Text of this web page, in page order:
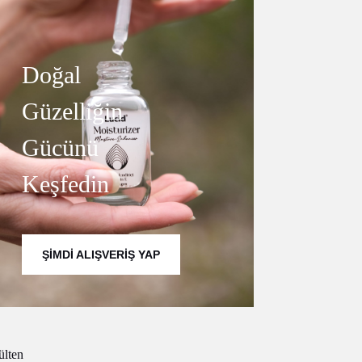
Doğal
Güzelliğin
Gücünü
Keşfedin
ŞIMDI ALIŞVERIŞ YAP